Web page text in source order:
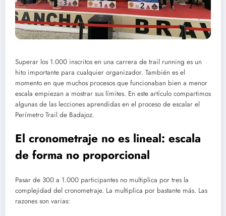
Superar los 1.000 inscritos en una carrera de trail running es un
hito importante para cualquier organizador. También es el
momento en que muchos procesos que funcionaban bien a menor
escala empiezan a mostrar sus límites. En este artículo compartimos
algunas de las lecciones aprendidas en el proceso de escalar el
Perímetro Trail de Badajoz.
El cronometraje no es lineal: escala
de forma no proporcional
Pasar de 300 a 1.000 participantes no multiplica por tres la
complejidad del cronometraje. La multiplica por bastante más. Las
razones son varias: